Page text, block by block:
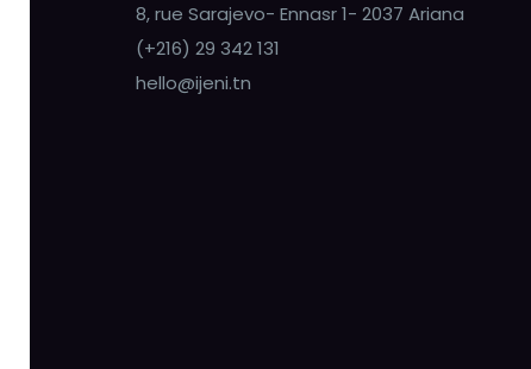
8, rue Sarajevo- Ennasr 1- 2037 Ariana
(+216) 29 342 131
hello@ijeni.tn